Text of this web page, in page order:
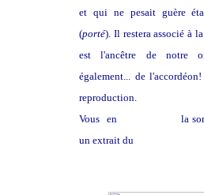
et qui ne pesait guère
(porté). Il restera associé à
est l'ancêtre de notre
également... de
reproduction.
Vous en
la
un extrait du